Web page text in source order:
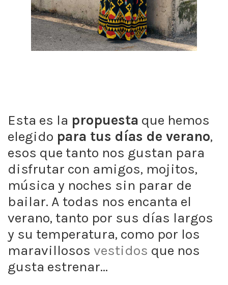
Esta es la propuesta que hemos
elegido para tus días de verano,
esos que tanto nos gustan para
disfrutar con amigos, mojitos,
música y noches sin parar de
bailar. A todas nos encanta el
verano, tanto por sus días largos
y su temperatura, como por los
maravillosos vestidos que nos
gusta estrenar…